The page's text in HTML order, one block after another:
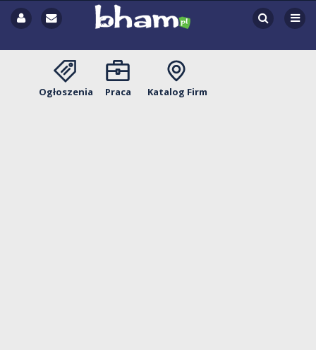
Ogłoszenia Praca Katalog Firm